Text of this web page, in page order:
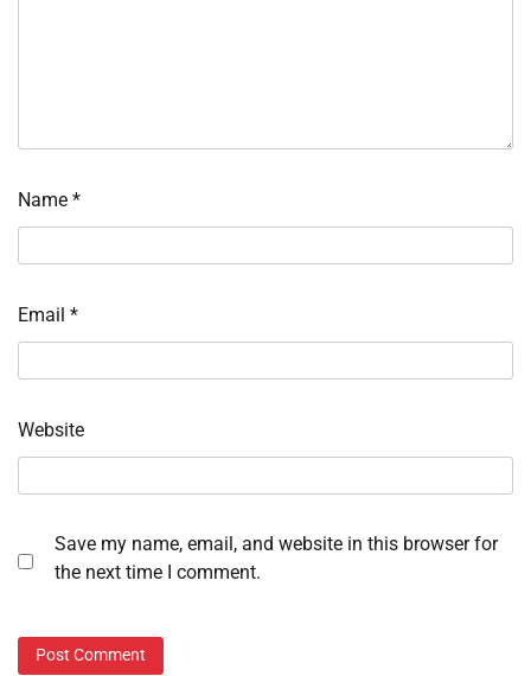
Name *
Email *
Website
Save my name, email, and website in this browser for
the next time I comment.